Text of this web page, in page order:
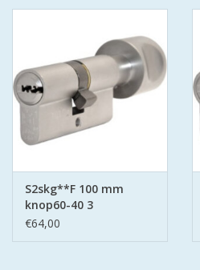
S2skg**F 100 mm
knop60-40 3
keersleutels
€64,00